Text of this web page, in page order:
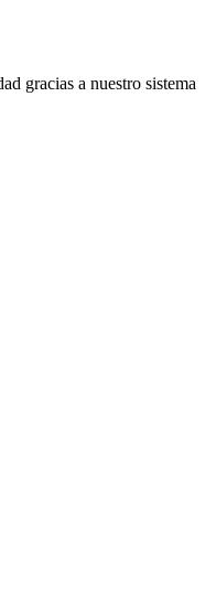
gracias a nuestro sistema